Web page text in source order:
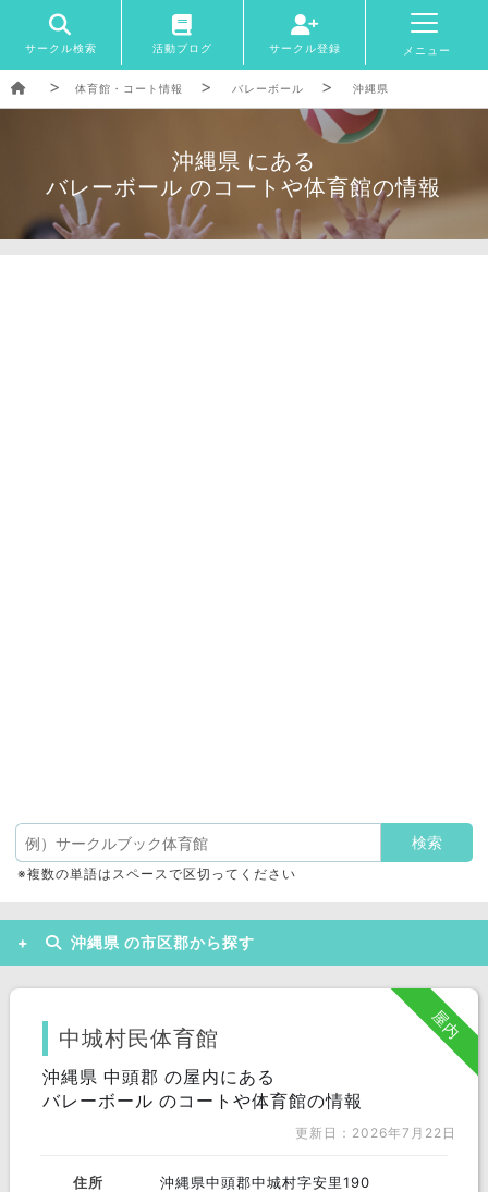
サークル検索 活動ブログ サークル登録 メニュー
体育館・コート情報 バレーボール 沖縄県
沖縄県 にある
バレーボール のコートや体育館の情報
※複数の単語はスペースで区切ってください
沖縄県 の市区郡から探す
中頭郡 国頭郡 沖縄市
うるま市 那覇市
宜野湾市 浦添市
屋内
中城村民体育館
沖縄県 中頭郡 の屋内にある
バレーボール のコートや体育館の情報
更新日：2026年7月22日
住所 沖縄県中頭郡中城村字安里190